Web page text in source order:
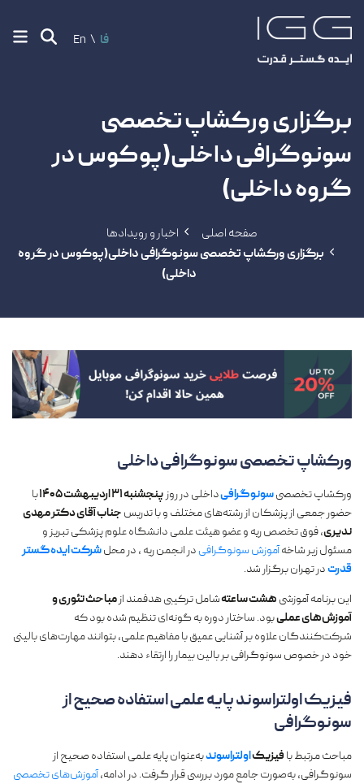
فا En
برگزاری ورکشاپ تخصصی
سونوگرافی داخلی(پوکوس در
گروه داخلی)
صفحه اصلی
اخبار و رویدادها
برگزاری ورکشاپ تخصصی سونوگرافی داخلی(پوکوس در گروه
داخلی)
ورکشاپ تخصصیسونوگرافیداخلی
ورکشاپ تخصصیسونوگرافیداخلی در روز پنجشنبه ۳۱ اردیبهشت ۱۴۰۵
با
حضور جمعی از پزشکان از رشته‌های مختلف و با تدریس جناب آقای دکتر مهدی
ندیری، فوق تخصص ریه و عضو هیئت علمی دانشگاه علوم پزشکی تبریز و
مسئول زیر شاخهآموزش سونوگرافی در انجمن ریه ، در محلشرکت ایده‌گستر
قدرتدر تهران برگزار شد.
این برنامه آموزشی هشت ساعتهشامل ترکیبی هدفمند ازمباحث تئوری و
آموزش‌های عملیبود. ساختار دوره به گونه‌ای تنظیم شده بود که
شرکت‌کنندگان علاوه بر آشنایی عمیق با مفاهیم علمی، بتوانند مهارت‌های بالینی
خود در خصوص سونوگرافی بر بالین بیمار را ارتقاء دهند.
فیزیک اولتراسوندپایه علمی استفاده صحیح از
سونوگرافی
مباحث مرتبط با فیزیکاولتراسوندبه‌عنوان پایه علمی استفاده صحیح از
سونوگرافی، به‌صورت جامع مورد بررسی قرار گرفت. در ادامه،آموزش‌های تخصصی